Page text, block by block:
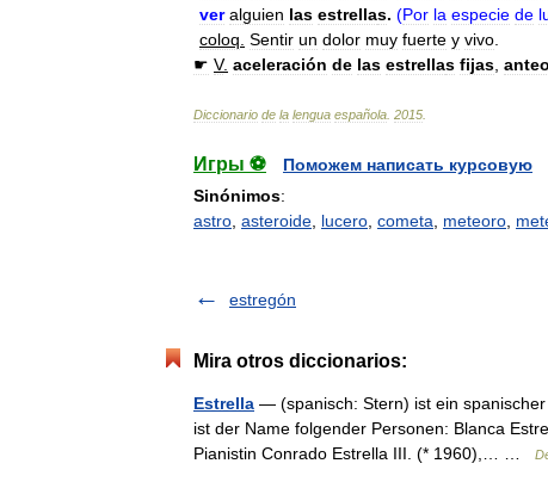
ver alguien las estrellas. (Por la especie de
coloq Sentir un dolor muy fuerte y vivo
☛ V. aceleración de las estrellas fijas
Diccionario de la lengua española 2015
Игры ⚽
Поможем написать курсовую
Sinónimos:
astro asteroide lucero cometa meteoro
estregón
Mira otros diccionarios:
Estrella — (spanisch: Stern) ist ein
ist der Name folgender Personen: Blanca
Pianistin Conrado Estrella III. (* 1960),… …